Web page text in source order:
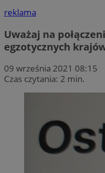
reklama
Uważaj na
egzotycznych
09 września 2021 08:15
Czas czytania: 2 min.